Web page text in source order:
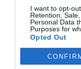
I want to opt-
Retention,
Personal Data
Purposes for
Opted Out
fondos de
activos en
inversiones.